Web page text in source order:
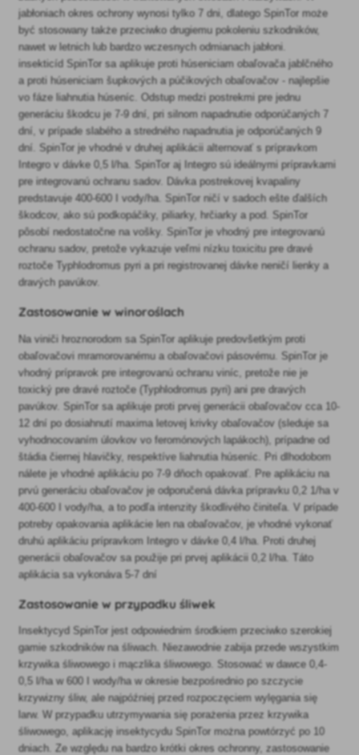
jabłoniach okres ochrony wynosi tylko 7 dni, dlatego SpinTor może
być stosowany także przeciwko drugiemu pokoleniu szkodników,
nawet w letnich lub bardzo wczesnych odmianach jabłoni.
insekticíd SpinTor sa aplikuje proti húseniciam obaľovača jablčného
a proti húseniciam šupkových a púčikových obaľovačov - najlepšie
vo fáze liahnutia húseníc. Odstup medzi postrekmi pre jednu
generáciu škodcu je 7-9 dní, pri silnom napadnutie odporúčaných 7
dní, v prípade slabého a stredného napadnutia je odporúčaných 9
dní. SpinTor je vhodné v druhej aplikácii alternovať s prípravkom
Integro v dávke 0,5 l/ha. SpinTor aj Integro sú ideálnymi prípravkami
pre integrovanú ochranu sadov. Dávka postrekovej kvapaliny
predstavuje 400-600 I vody/ha. SpinTor ničí v sadoch ešte ďalších
škodcov, ako sú podkopáčiky, piliarky, hrčiarky a pod. SpinTor
pôsobí nedostatočne na vošky. SpinTor je vhodný pre integrovanú
ochranu sadov, pretože vykazuje veľmi nízku toxicitu pre dravé
roztoče Typhlodromus pyri a pri registrovanej dávke neničí lienky a
dravých pavúkov.
Zastosowanie w winoroślach
Na viniči hroznorodom sa SpinTor aplikuje predovšetkým proti
obaľovačovi mramorovanému a obaľovačovi pásovému. SpinTor je
vhodný prípravok pre integrovanú ochranu viníc, pretože nie je
toxický pre dravé roztoče (Typhlodromus pyri) ani pre dravých
pavúkov. SpinTor sa aplikuje proti prvej generácii obaľovačov cca 10-
12 dní po dosiahnutí maxima letovej krivky obaľovačov (sleduje sa
vyhodnocovaním úlovkov vo feromónových lapákoch), prípadne od
štádia čiernej hlavičky, respektíve liahnutia húseníc. Pri dlhodobom
nálete je vhodné aplikáciu po 7-9 dňoch opakovať. Pre aplikáciu na
prvú generáciu obaľovačov je odporučená dávka prípravku 0,2 1/ha v
400-600 I vody/ha, a to podľa intenzity škodlivého činiteľa. V prípade
potreby opakovania aplikácie len na obaľovačov, je vhodné vykonať
druhú aplikáciu prípravkom Integro v dávke 0,4 l/ha. Proti druhej
generácii obaľovačov sa použije pri prvej aplikácii 0,2 l/ha. Táto
aplikácia sa vykonáva 5-7 dní
Zastosowanie w przypadku śliwek
Insektycyd SpinTor jest odpowiednim środkiem przeciwko szerokiej
gamie szkodników na śliwach. Niezawodnie zabija przede wszystkim
krzywika śliwowego i mączlika śliwowego. Stosować w dawce 0,4-
0,5 l/ha w 600 I wody/ha w okresie bezpośrednio po szczycie
krzywizny śliw, ale najpóźniej przed rozpoczęciem wylęgania się
larw. W przypadku utrzymywania się porażenia przez krzywika
śliwowego, aplikację insektycydu SpinTor można powtórzyć po 10
dniach. Ze względu na bardzo krótki okres ochronny, zastosowanie